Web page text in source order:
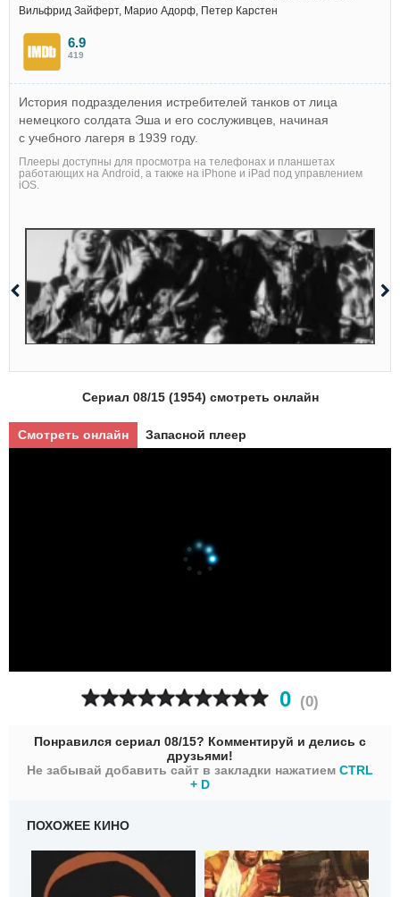
Вильфрид Зайферт, Марио Адорф, Петер Карстен
6.9
419
История подразделения истребителей танков от лица
немецкого солдата Эша и его сослуживцев, начиная
с учебного лагеря в 1939 году.
Плееры доступны для просмотра на телефонах и планшетах
работающих на Android, а также на iPhone и iPad под управлением
iOS.
Сериал 08/15 (1954) смотреть онлайн
Смотреть онлайн Запасной плеер
0 (0)
Понравился сериал 08/15? Комментируй и делись с
друзьями!
Не забывай добавить сайт в закладки нажатием CTRL
+ D
ПОХОЖЕЕ КИНО